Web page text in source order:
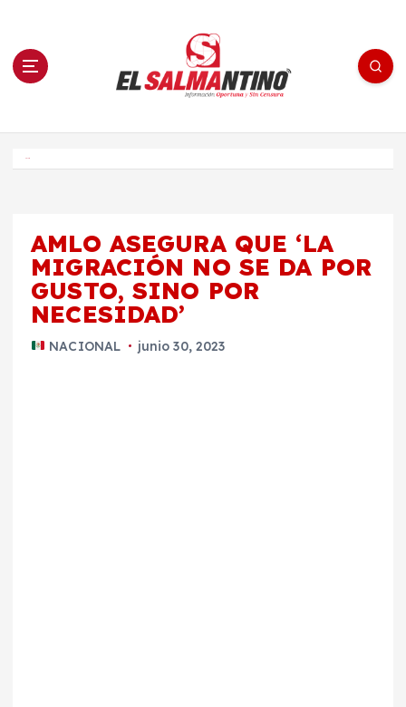
n El Salmantino - medios/noticias/editorial
AMLO ASEGURA QUE ‘LA
MIGRACIÓN NO SE DA POR
GUSTO, SINO POR
NECESIDAD’
NACIONAL junio 30, 2023